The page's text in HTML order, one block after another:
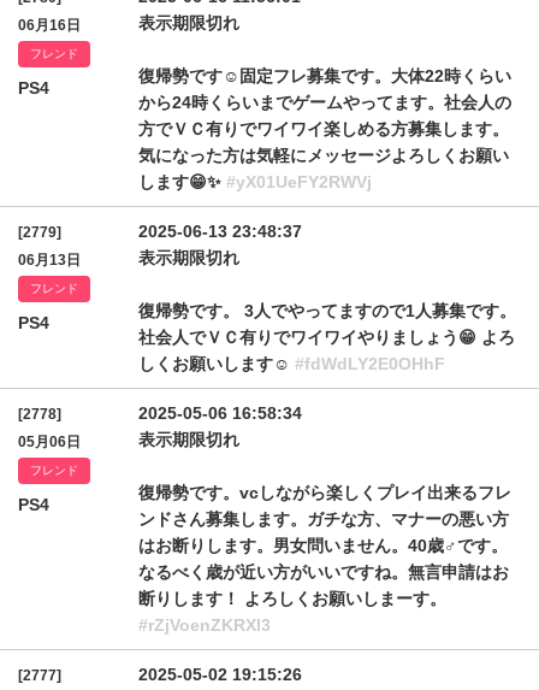
06月16日
フレンド
PS4
表示期限切れ
復帰勢です☺️固定フレ募集です。大体22時くらい
から24時くらいまでゲームやってます。社会人の
方でＶＣ有りでワイワイ楽しめる方募集します。
気になった方は気軽にメッセージよろしくお願い
します😁✨️ #yX01UeFY2RWVj
[2779]
06月13日
フレンド
PS4
2025-06-13 23:48:37
表示期限切れ
復帰勢です。 3人でやってますので1人募集です。
社会人でＶＣ有りでワイワイやりましょう😁 よろ
しくお願いします☺️ #fdWdLY2E0OHhF
[2778]
05月06日
フレンド
PS4
2025-05-06 16:58:34
表示期限切れ
復帰勢です。vcしながら楽しくプレイ出来るフレ
ンドさん募集します。ガチな方、マナーの悪い方
はお断りします。男女問いません。40歳♂です。
なるべく歳が近い方がいいですね。無言申請はお
断りします！ よろしくお願いしまーす。
#rZjVoenZKRXl3
[2777]
2025-05-02 19:15:26